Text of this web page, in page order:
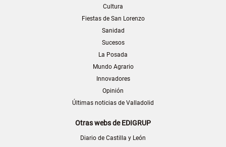
Cultura
Fiestas de San Lorenzo
Sanidad
Sucesos
La Posada
Mundo Agrario
Innovadores
Opinión
Últimas noticias de Valladolid
Otras webs de EDIGRUP
Diario de Castilla y León